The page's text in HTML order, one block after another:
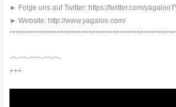
► Folge uns auf Twitter: https://twitter.com/
► Website: http://www.yagaloo.com/
-~-~~-~~~-~~-~-
+++